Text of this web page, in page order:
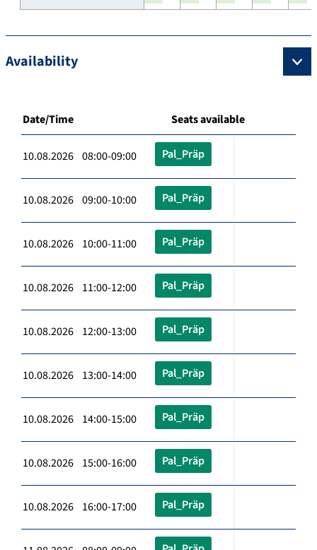
Availability
Date/Time Seats available
10.08.2026 08:00-09:00 Pal_Präp
10.08.2026 09:00-10:00 Pal_Präp
10.08.2026 10:00-11:00 Pal_Präp
10.08.2026 11:00-12:00 Pal_Präp
10.08.2026 12:00-13:00 Pal_Präp
10.08.2026 13:00-14:00 Pal_Präp
10.08.2026 14:00-15:00 Pal_Präp
10.08.2026 15:00-16:00 Pal_Präp
10.08.2026 16:00-17:00 Pal_Präp